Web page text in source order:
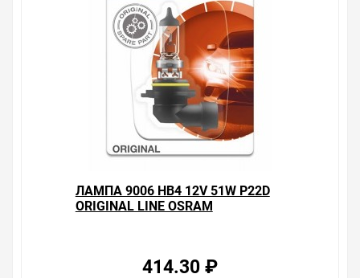
ЛАМПА 9006 HB4 12V 51W P22D
ORIGINAL LINE OSRAM
414.30 ₽